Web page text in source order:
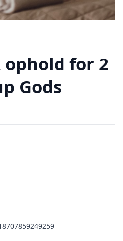
for 2
Gods